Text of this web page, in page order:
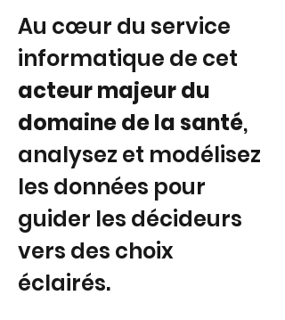
Au cœur du service
acteur majeur du
domaine de la santé,
analysez et modélisez
les données pour
guider les décideurs
vers des choix
éclairés.